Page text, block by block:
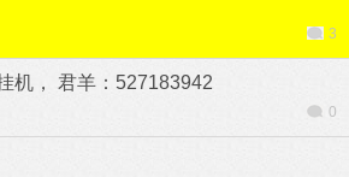
3
机， 君羊：527183942
0